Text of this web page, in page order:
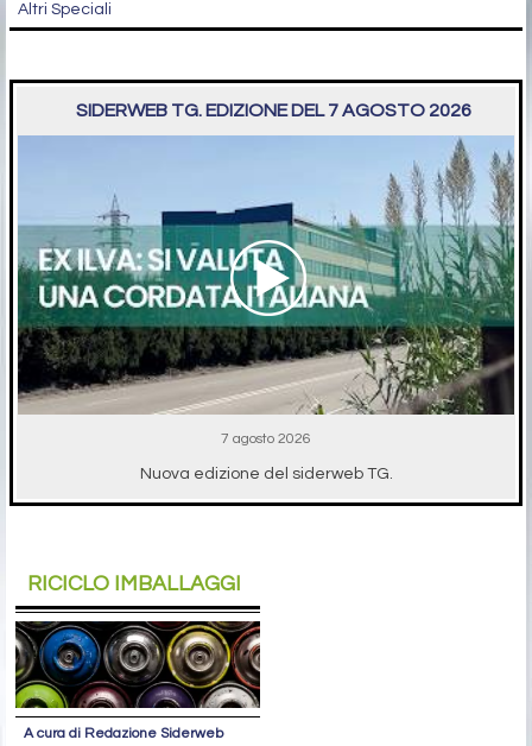
Altri Speciali
SIDERWEB TG. EDIZIONE DEL 7 AGOSTO 2026
7 agosto 2026
Nuova edizione del siderweb TG.
RICICLO IMBALLAGGI
A cura di Redazione Siderweb